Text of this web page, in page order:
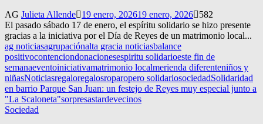
AG Julieta Allende 19 enero, 202619 enero, 2026
582
El pasado sábado 17 de enero, el espíritu solidario se hizo presente
gracias a la iniciativa por el Día de Reyes de un matrimonio local...
ag noticiasagrupaciónalta gracia noticiasbalance
positivocontenciondonacionesespiritu solidarioeste fin de
semanaeventoiniciativamatrimonio localmerienda diferenteniños y
niñasNoticiasregaloregalosroparopero solidariosociedadSolidaridad
en barrio Parque San Juan: un festejo de Reyes muy especial junto a
"La Scaloneta"sorpresastardevecinos
Sociedad